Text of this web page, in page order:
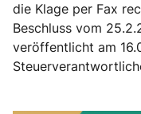
die Klage per Fax
Beschluss vom
veröffentlicht am